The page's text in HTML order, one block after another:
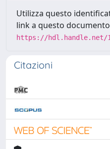
Utilizza questo
link a questo
https://hdl.handle.net/
Citazioni